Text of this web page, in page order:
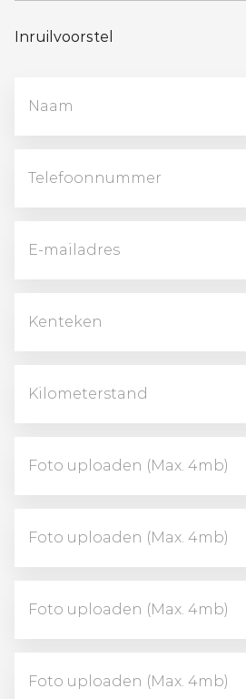
Inruilvoorstel
Foto uploaden (Max. 4mb)
Foto uploaden (Max. 4mb)
Foto uploaden (Max. 4mb)
Foto uploaden (Max. 4mb)